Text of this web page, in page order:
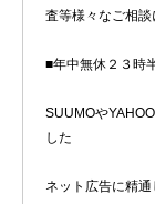
査等様々なご相談
■年中無休２３時
SUUMOや
した
ネット広告に精通